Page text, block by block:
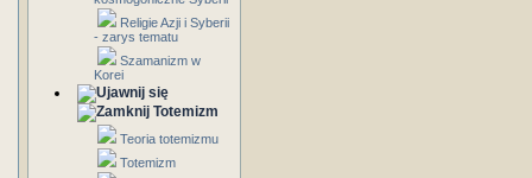
Religie Azji i Syberii
- zarys tematu
Szamanizm w
Korei
Totemizm
Teoria totemizmu
Totemizm